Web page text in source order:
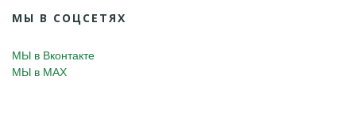
МЫ В СОЦСЕТЯХ
МЫ в Вконтакте
МЫ в MAX